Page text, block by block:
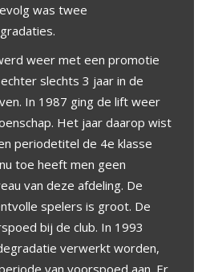
was twee
weer met een promotie
slechts 3 jaar in de
In 1987 ging de lift weer
Het jaar daarop wist
periodetitel de 4e klasse
toe heeft men geen
van deze afdeling. De
spelers is groot. De
bij de club. In 1993
verwerkt worden,
van voorspoed aan. Er